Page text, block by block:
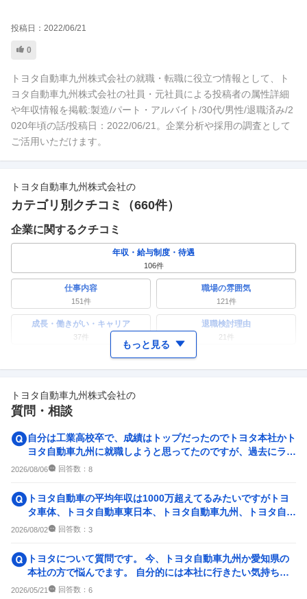
投稿日： 2022/06/21
0
トヨタ自動車九州株式会社の就職・転職に役立つ情報として、ト
ヨタ自動車九州株式会社の社員・元社員による投稿者の属性詳細
や年収情報を掲載:製造/パート・アルバイト/30代/男性/退職済み/2
020年頃の話/投稿日：2022/06/21。企業分析や採用の調査として
ご活用いただけます。
トヨタ自動車九州株式会社の
カテゴリ別クチコミ（660件）
企業に関するクチコミ
年収・給与制度・待遇
106件
仕事内容
151件
職場の雰囲気
121件
成長・働きがい・キャリア
37件
退職検討理由
21 件
ワークライフバランス 女性の活躍・働きやすさ
副業
人事・評価制度
37件
入社理由・入社後ギャップ
33件
企業の選考に関するクチコミ
6件 15件
もっと見る
トヨタ自動車九州株式会社の
質問・相談
自分は工業高校卒で、成績はトップだったのでトヨタ本社かト
ヨタ自動車九州に就職しようと思ってたのですが、過去にライ
ン作業のバイトをした時...
2026/08/06 回答数： 8
トヨタ自動車の平均年収は1000万超えてるみたいですがトヨ
タ車体、トヨタ自動車東日本、トヨタ自動車九州、トヨタ自動
車北海道、ダイハツも...
2026/08/02 回答数： 3
トヨタについて質問です。 今、トヨタ自動車九州か愛知県の
本社の方で悩んでます。 自分的には本社に行きたい気持ちが
強いのですが親が反対し...
2026/05/21 回答数： 6